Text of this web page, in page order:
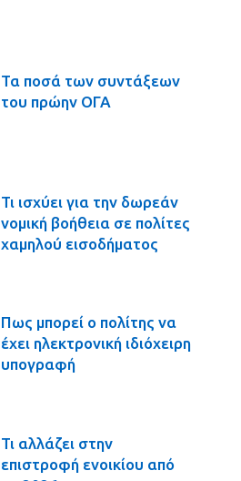
Τα ποσά των συντάξεων
του πρώην ΟΓΑ
Τι ισχύει για την δωρεάν
νομική βοήθεια σε πολίτες
χαμηλού εισοδήματος
Πως μπορεί ο πολίτης να
έχει ηλεκτρονική ιδιόχειρη
υπογραφή
Τι αλλάζει στην
επιστροφή ενοικίου από